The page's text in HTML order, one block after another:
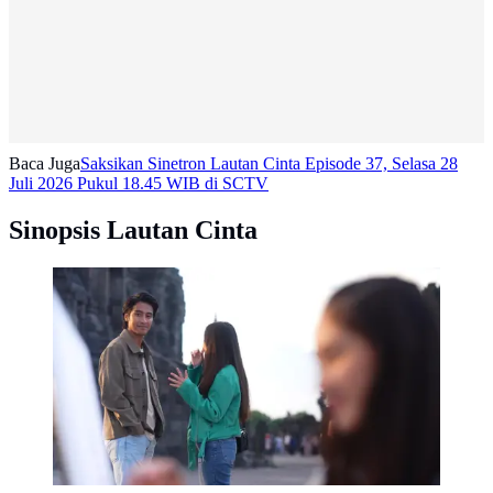
Baca JugaSaksikan Sinetron Lautan Cinta Episode 37, Selasa 28
Juli 2026 Pukul 18.45 WIB di SCTV
Sinopsis Lautan Cinta
Sinetron Lautan Cinta tayang di SCTV. (dok)